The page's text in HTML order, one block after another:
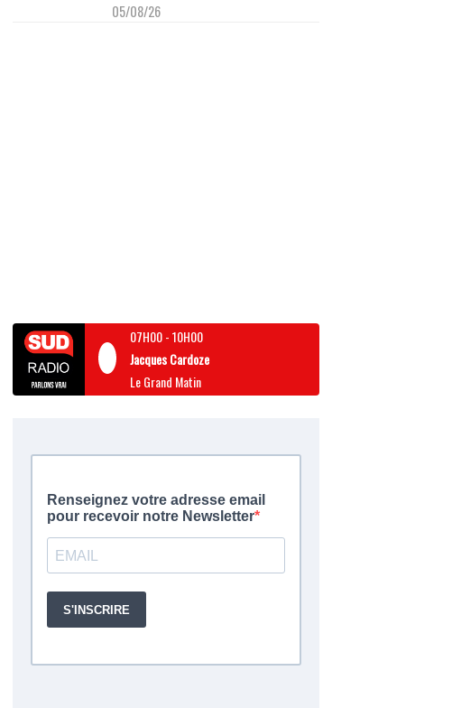
05/08/26
07H00-10H00
Jacques Cardoze
Le Grand Matin